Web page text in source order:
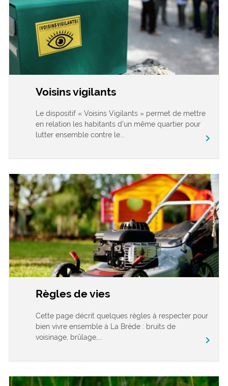
Voisins vigilants
Le dispositif « Voisins Vigilants » permet de mettre
en relation les habitants d’un même quartier pour
lutter ensemble contre le...
chevron_right
Règles de vies
Cette page décrit quelques règles à respecter pour
bien vivre ensemble à La Brède : bruits de
voisinage, brûlage,...
chevron_right